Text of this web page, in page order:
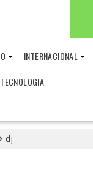
INTERNACIONAL
TECNOLOGIA
dj